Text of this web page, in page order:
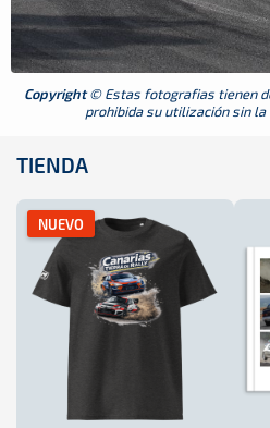
Copyright© Estas fotografias tienen
prohibida su utilización sin
TIENDA
NUEVO